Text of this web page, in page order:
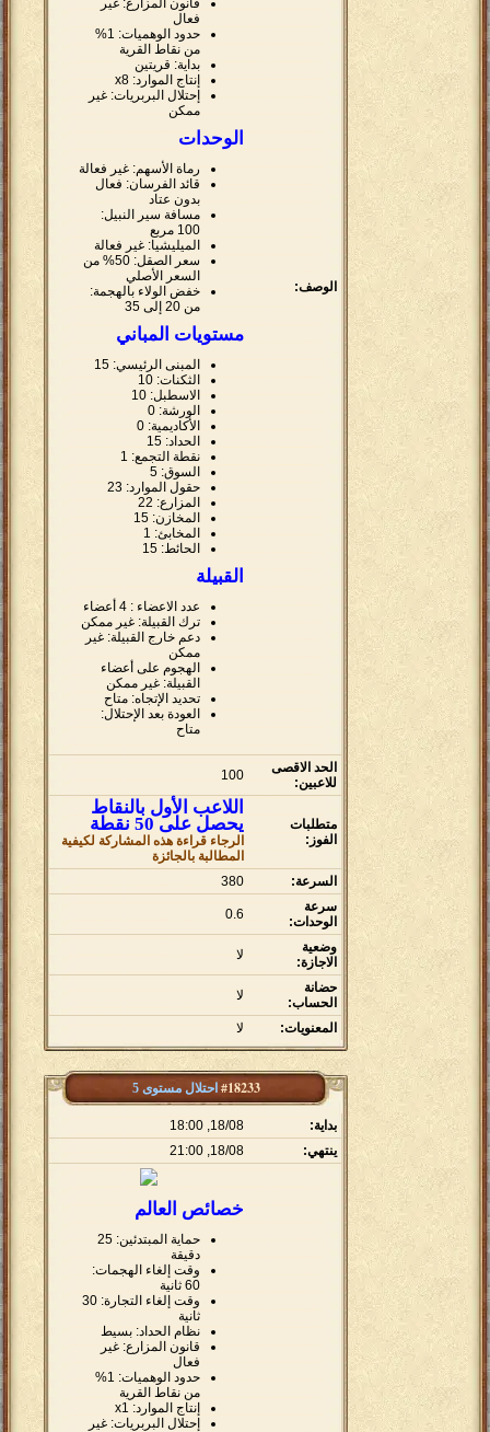
الوصف:
قانون المزارع: غير
فعال
حدود الوهميات: 1%
من نقاط القرية
بداية: قريتين
إنتاج الموارد: x8
إحتلال البربريات: غير
ممكن
الوحدات
رماة الأسهم: غير فعالة
قائد الفرسان: فعال
بدون عتاد
مسافة سير النبيل:
100 مربع
الميليشيا: غير فعالة
سعر الصقل: 50% من
السعر الأصلي
خفض الولاء بالهجمة:
من 20 إلى 35
مستويات المباني
المبنى الرئيسي: 15
الثكنات: 10
الاسطبل: 10
الورشة: 0
الأكاديمية: 0
الحداد: 15
نقطة التجمع: 1
السوق: 5
حقول الموارد: 23
المزارع: 22
المخازن: 15
المخابئ: 1
الحائط: 15
القبيلة
عدد الاعضاء : 4 أعضاء
ترك القبيلة: غير ممكن
دعم خارج القبيلة: غير
ممكن
الهجوم على أعضاء
القبيلة: غير ممكن
تحديد الإتجاه: متاح
العودة بعد الإحتلال:
متاح
الحد الاقصى
للاعبين:
100
متطلبات
الفوز:
اللاعب الأول بالنقاط
يحصل على 50 نقطة
الرجاء قراءة هذه المشاركة لكيفية
المطالبة بالجائزة
السرعة:
380
سرعة
الوحدات:
0.6
وضعية
الاجازة:
لا
حضانة
الحساب:
لا
المعنويات: لا
#18233 احتلال مستوى 5
بداية:
18/08, 18:00
ينتهي:
18/08, 21:00
خصائص العالم
حماية المبتدئين: 25
دقيقة
وقت إلغاء الهجمات:
60 ثانية
وقت إلغاء التجارة: 30
ثانية
نظام الحداد: بسيط
قانون المزارع: غير
فعال
حدود الوهميات: 1%
من نقاط القرية
إنتاج الموارد: x1
إحتلال البربريات: غير